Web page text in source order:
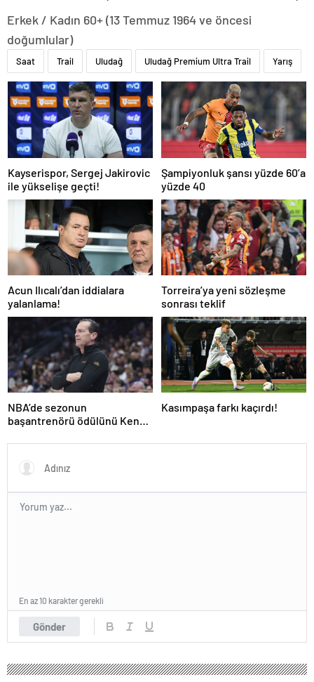
Erkek / Kadın 60+ (13 Temmuz 1964 ve öncesi
doğumlular)
Saat Trail Uludağ Uludağ Premium Ultra Trail Yarış
Kayserispor, Sergej Jakirovic
ile yükselişe geçti!
Şampiyonluk şansı yüzde 60’a
yüzde 40
Acun Ilıcalı’dan iddialara
yalanlama!
Torreira’ya yeni sözleşme
sonrası teklif
NBA’de sezonun
başantrenörü ödülünü Kenny
Kasımpaşa farkı kaçırdı!
Gönder
En az 10 karakter gerekli